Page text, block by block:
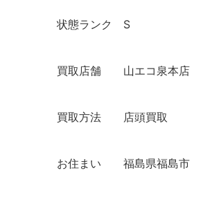
状態ランク S
買取店舗 山エコ泉本店
買取方法 店頭買取
お住まい 福島県福島市